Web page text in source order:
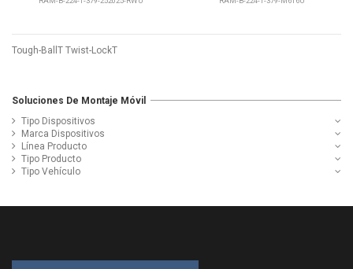
Tough-BallT Twist-LockT
Soluciones De Montaje Móvil
Tipo Dispositivos
Marca Dispositivos
Línea Producto
Tipo Producto
Tipo Vehículo